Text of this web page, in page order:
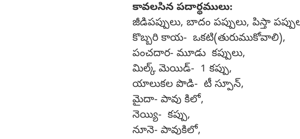
కావలసిన పదార్థములు:
జీడిపప్పులు, బాదం పప్పులు, పిస్తా
కొబ్బరి కాయ- ఒకటి(తురుముకోవాలి),
పంచదార- మూడు కప్పులు,
మిల్క్ మెయిడ్- 1 కప్పు,
యాలుకల పొడి- టీ స్పూన్,
మైదా- పావు కిలో,
నెయ్యి- కప్పు,
నూనె- పావుకిలో,